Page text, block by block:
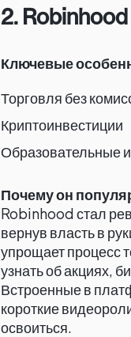
2. Robinhood
Ключевые
Торговля без
Криптоинвестиции
Образовательные
Почему он
Robinhood стал
вернув власть в
упрощает процесс
узнать об акциях,
Встроенные в
короткие
освоиться.